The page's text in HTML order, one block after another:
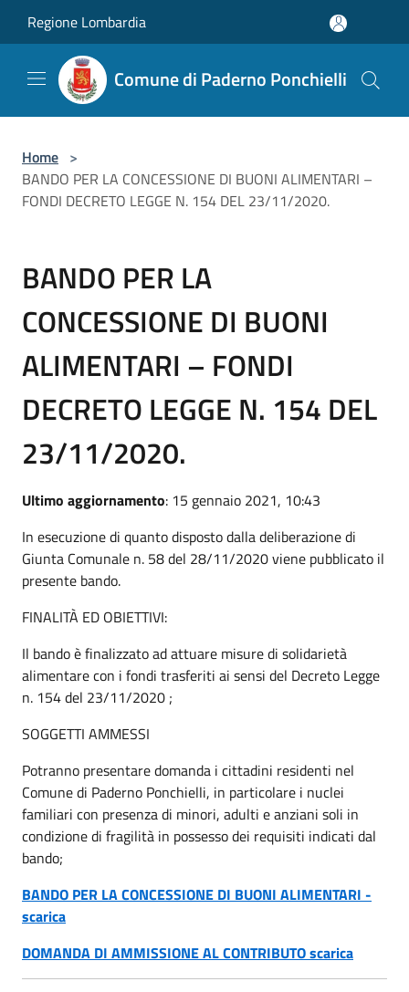
Regione Lombardia
Comune di Paderno Ponchielli
Home >
BANDO PER LA CONCESSIONE DI BUONI ALIMENTARI –
FONDI DECRETO LEGGE N. 154 DEL 23/11/2020.
BANDO PER LA
CONCESSIONE DI BUONI
ALIMENTARI – FONDI
DECRETO LEGGE N. 154 DEL
23/11/2020.
Ultimo aggiornamento: 15 gennaio 2021, 10:43
In esecuzione di quanto disposto dalla deliberazione di
Giunta Comunale n. 58 del 28/11/2020 viene pubblicato il
presente bando.
FINALITÀ ED OBIETTIVI:
Il bando è finalizzato ad attuare misure di solidarietà
alimentare con i fondi trasferiti ai sensi del Decreto Legge
n. 154 del 23/11/2020 ;
SOGGETTI AMMESSI
Potranno presentare domanda i cittadini residenti nel
Comune di Paderno Ponchielli, in particolare i nuclei
familiari con presenza di minori, adulti e anziani soli in
condizione di fragilità in possesso dei requisiti indicati dal
bando;
BANDO PER LA CONCESSIONE DI BUONI ALIMENTARI -
scarica
DOMANDA DI AMMISSIONE AL CONTRIBUTO scarica